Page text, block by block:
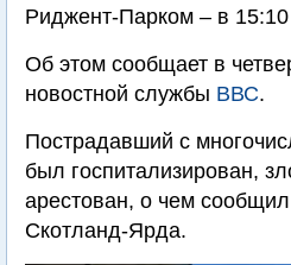
Риджент-Парком – в 15:10
Об этом сообщает в
новостной службы ВВС.
Пострадавший с
был госпитализирован,
арестован, о чем
Скотланд-Ярда.